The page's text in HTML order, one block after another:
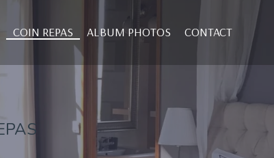
COIN REPAS ALBUM PHOTOS CONTACT